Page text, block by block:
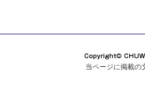
当ページに掲載の